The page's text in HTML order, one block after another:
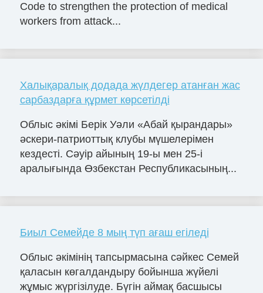
Code to strengthen the protection of medical
workers from attack...
Халықаралық додада жүлдегер атанған жас
сарбаздарға құрмет көрсетілді
Облыс әкімі Берік Уәли «Абай қырандары»
әскери-патриоттық клубы мүшелерімен
кездесті. Сәуір айының 19-ы мен 25-і
аралығында Өзбекстан Республикасының...
Биыл Семейде 8 мың түп ағаш егіледі
Облыс әкімінің тапсырмасына сәйкес Семей
қаласын көгалдандыру бойынша жүйелі
жұмыс жүргізілуде. Бүгін аймақ басшысы